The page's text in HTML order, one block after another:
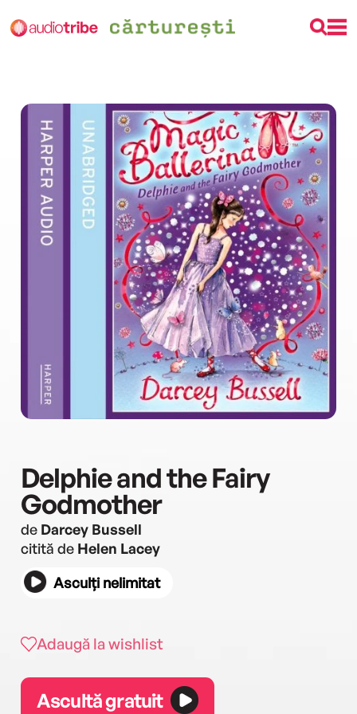
Delphie and the Fairy
Godmother
de Darcey Bussell
citită de Helen Lacey
Asculți nelimitat
Adaugă la wishlist
Ascultă gratuit